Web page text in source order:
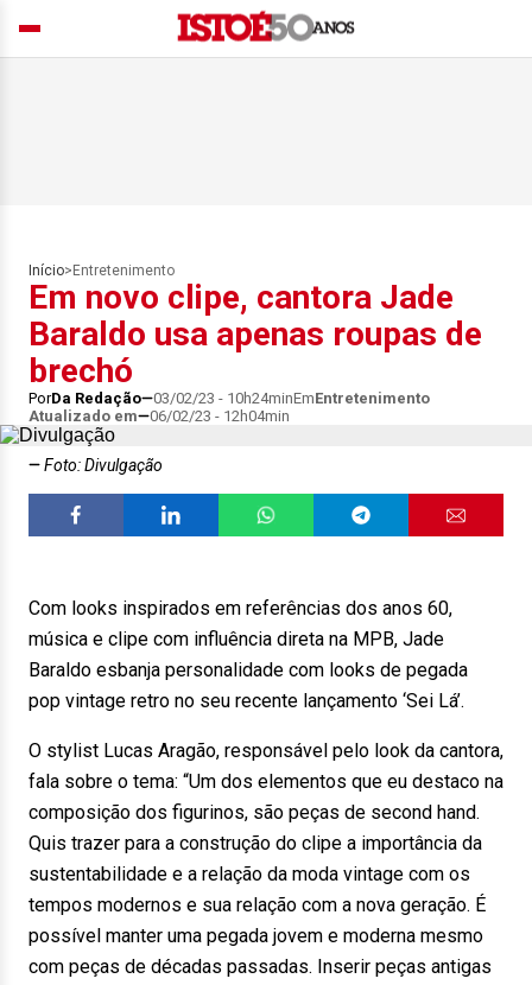
Início> Entretenimento
Em novo clipe, cantora Jade
Baraldo usa apenas roupas de
brechó
PorDa Redação 03/02/23 - 10h24minEmEntretenimento
Atualizado em
06/02/23 - 12h04min
Foto: Divulgação
Com looks inspirados em referências dos anos 60,
música e clipe com influência direta na MPB, Jade
Baraldo esbanja personalidade com looks de pegada
pop vintage retro no seu recente lançamento ‘Sei Lá’.
O stylist Lucas Aragão, responsável pelo look da cantora,
fala sobre o tema: “Um dos elementos que eu destaco na
composição dos figurinos, são peças de second hand.
Quis trazer para a construção do clipe a importância da
sustentabilidade e a relação da moda vintage com os
tempos modernos e sua relação com a nova geração. É
possível manter uma pegada jovem e moderna mesmo
com peças de décadas passadas. Inserir peças antigas